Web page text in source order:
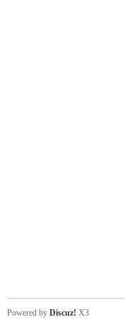
Powered by Discuz! X3